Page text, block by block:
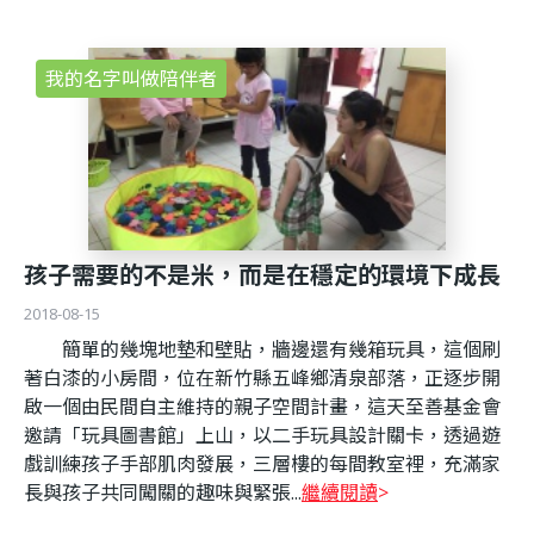
我的名字叫做陪伴者
孩子需要的不是米，而是在穩定的環境下成長
2018-08-15
簡單的幾塊地墊和壁貼，牆邊還有幾箱玩具，這個刷
著白漆的小房間，位在新竹縣五峰鄉清泉部落，正逐步開
啟一個由民間自主維持的親子空間計畫，這天至善基金會
邀請「玩具圖書館」上山，以二手玩具設計關卡，透過遊
戲訓練孩子手部肌肉發展，三層樓的每間教室裡，充滿家
長與孩子共同闖關的趣味與緊張...繼續閱讀